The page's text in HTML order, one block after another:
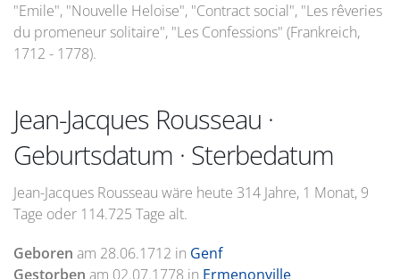
"Emile", "Nouvelle Heloise", "Contract social", "Les rêveries
du promeneur solitaire", "Les Confessions" (Frankreich,
1712 - 1778).
Jean-Jacques Rousseau ·
Geburtsdatum · Sterbedatum
Jean-Jacques Rousseau wäre heute 314 Jahre, 1 Monat, 9
Tage oder 114.725 Tage alt.
Geboren am 28.06.1712 in Genf
Gestorben am 02.07.1778 in Ermenonville